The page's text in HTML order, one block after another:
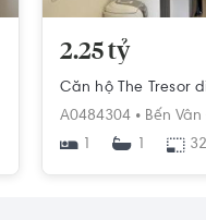
Quận 4, Hồ Chí Minh
2.25 tỷ
A0484304 • Bến
1